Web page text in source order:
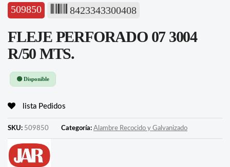
509850 8423343300408
FLEJE PERFORADO 07 3004
R/50 MTS.
🟢 Disponible
lista Pedidos
SKU: 509850 Categoría: Alambre Recocido y Galvanizado